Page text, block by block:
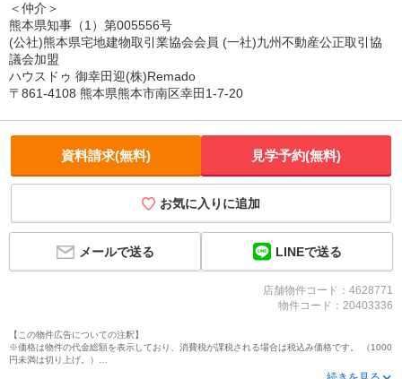
＜仲介＞
熊本県知事（1）第005556号
(公社)熊本県宅地建物取引業協会会員 (一社)九州不動産公正取引協
議会加盟
ハウスドゥ 御幸田迎(株)Remado
〒861-4108 熊本県熊本市南区幸田1-7-20
資料請求(無料) 見学予約(無料)
お気に入りに追加
メールで送る LINEで送る
店舗物件コード：4628771
物件コード：20403336
【この物件広告についての注釈】
※価格は物件の代金総額を表示しており、消費税が課税される場合は税込み価格です。 （1000
円未満は切り上げ。）
※写真に写っている、またはパース（絵）や間取り図に描かれている家具や車などは、特にコ